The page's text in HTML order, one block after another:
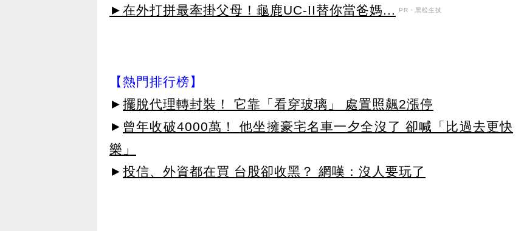
►在外打拼最牽掛父母！龜鹿UC-II替你當爸媽... PR・黑松生技
【熱門排行榜】
► 擺脫代理轉封裝！ 它靠「看穿玻璃」 處置照飆2漲停
► 曾年收破4000萬！ 他坐擁豪宅名車一夕全沒了 卻喊「比過去更快
樂」
► 投信、外資都在買 台股卻收黑？ 網嘆：沒人要玩了